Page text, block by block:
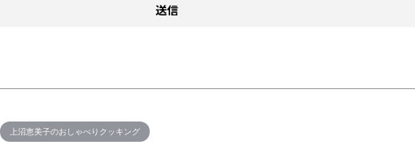
上沼恵美子のおしゃべりクッキング